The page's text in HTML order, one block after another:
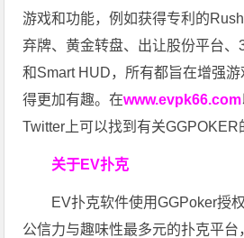
游戏和功能，例如获得专利的
弃牌、黄金转盘、出让股份平台
和Smart HUD，所有都旨在增强
得更加有趣。在www.evpk66.com
Twitter上可以找到有关GGPOKER
关于EV扑克
EV扑克软件使用GGPoker授
公信力与趣味性最多元的扑克平